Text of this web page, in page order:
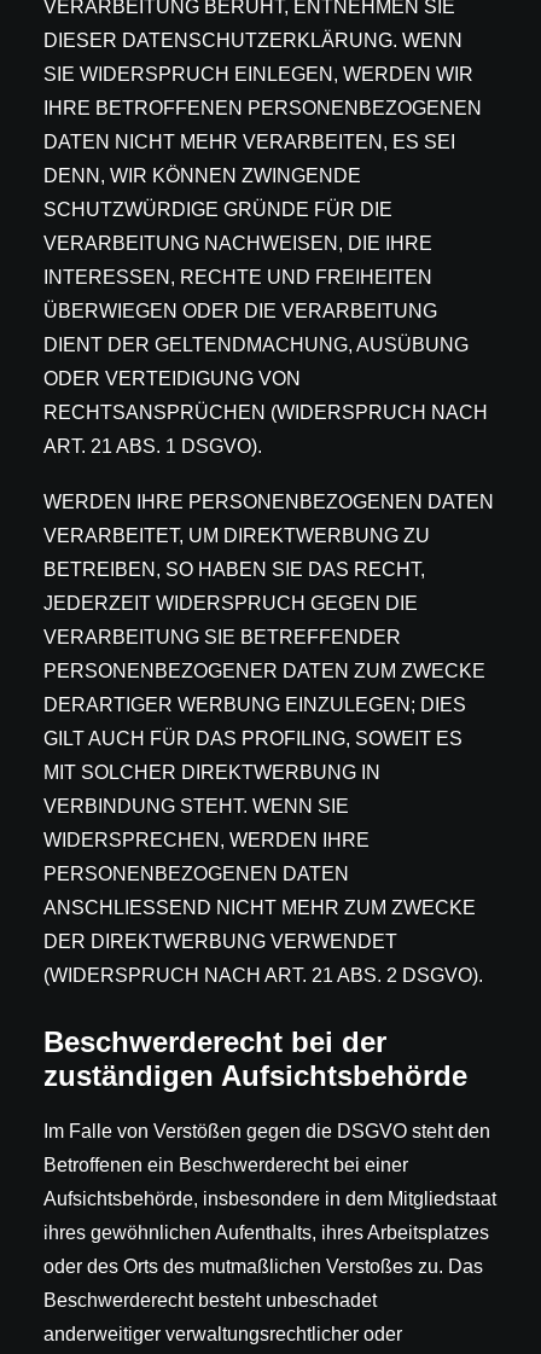
VERARBEITUNG BERUHT, ENTNEHMEN SIE
DIESER DATENSCHUTZERKLÄRUNG. WENN
SIE WIDERSPRUCH EINLEGEN, WERDEN WIR
IHRE BETROFFENEN PERSONENBEZOGENEN
DATEN NICHT MEHR VERARBEITEN, ES SEI
DENN, WIR KÖNNEN ZWINGENDE
SCHUTZWÜRDIGE GRÜNDE FÜR DIE
VERARBEITUNG NACHWEISEN, DIE IHRE
INTERESSEN, RECHTE UND FREIHEITEN
ÜBERWIEGEN ODER DIE VERARBEITUNG
DIENT DER GELTENDMACHUNG, AUSÜBUNG
ODER VERTEIDIGUNG VON
RECHTSANSPRÜCHEN (WIDERSPRUCH NACH
ART. 21 ABS. 1 DSGVO).
WERDEN IHRE PERSONENBEZOGENEN DATEN
VERARBEITET, UM DIREKTWERBUNG ZU
BETREIBEN, SO HABEN SIE DAS RECHT,
JEDERZEIT WIDERSPRUCH GEGEN DIE
VERARBEITUNG SIE BETREFFENDER
PERSONENBEZOGENER DATEN ZUM ZWECKE
DERARTIGER WERBUNG EINZULEGEN; DIES
GILT AUCH FÜR DAS PROFILING, SOWEIT ES
MIT SOLCHER DIREKTWERBUNG IN
VERBINDUNG STEHT. WENN SIE
WIDERSPRECHEN, WERDEN IHRE
PERSONENBEZOGENEN DATEN
ANSCHLIESSEND NICHT MEHR ZUM ZWECKE
DER DIREKTWERBUNG VERWENDET
(WIDERSPRUCH NACH ART. 21 ABS. 2 DSGVO).
Beschwerde­recht bei der
zuständigen Aufsichts­behörde
Im Falle von Verstößen gegen die DSGVO steht den
Betroffenen ein Beschwerderecht bei einer
Aufsichtsbehörde, insbesondere in dem Mitgliedstaat
ihres gewöhnlichen Aufenthalts, ihres Arbeitsplatzes
oder des Orts des mutmaßlichen Verstoßes zu. Das
Beschwerderecht besteht unbeschadet
anderweitiger verwaltungsrechtlicher oder